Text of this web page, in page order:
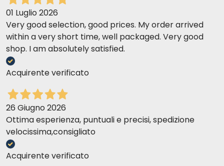
01 Luglio 2026
Very good selection, good prices. My order arrived
within a very short time, well packaged. Very good
shop. I am absolutely satisfied.
Acquirente verificato
26 Giugno 2026
Ottima esperienza, puntuali e precisi, spedizione
velocissima,consigliato
Acquirente verificato